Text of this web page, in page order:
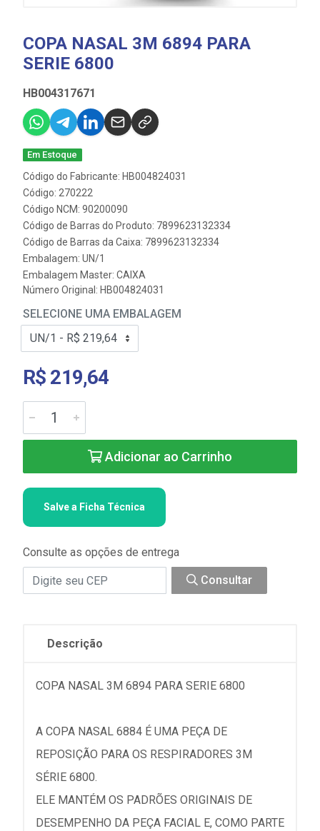
COPA NASAL 3M 6894 PARA
SERIE 6800
HB004317671
Em Estoque
Código do Fabricante: HB004824031
Código: 270222
Código NCM: 90200090
Código de Barras do Produto: 7899623132334
Código de Barras da Caixa: 7899623132334
Embalagem: UN/1
Embalagem Master: CAIXA
Número Original: HB004824031
SELECIONE UMA EMBALAGEM
R$ 219,64
Adicionar ao Carrinho
Salve a Ficha Técnica
Consulte as opções de entrega
Consultar
Descrição
COPA NASAL 3M 6894 PARA SERIE 6800
A COPA NASAL 6884 É UMA PEÇA DE
REPOSIÇÃO PARA OS RESPIRADORES 3M
SÉRIE 6800.
ELE MANTÉM OS PADRÕES ORIGINAIS DE
DESEMPENHO DA PEÇA FACIAL E, COMO PARTE